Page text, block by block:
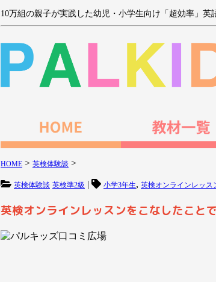
10万組の親子が実践した幼児・小学生向け「超効率」英
HOME > 英検体験談 >
英検体験談 英検準2級 | 小学3年生, 英検オンラインレッス
英検オンラインレッスンをこなしたこと